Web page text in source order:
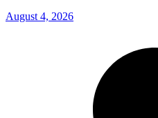
August 4, 2026